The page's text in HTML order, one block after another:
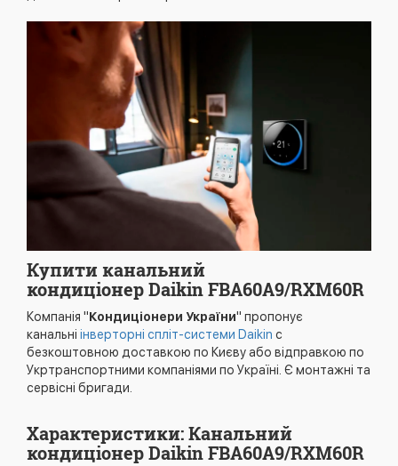
Купити канальний
кондиціонер Daikin FBA60A9/RXM60R
Компанія "Кондиціонери України" пропонує
канальні інверторні спліт-системи Daikin с
безкоштовною доставкою по Києву або відправкою по
Укртранспортними компаніями по Україні. Є монтажні та
сервісні бригади.
Характеристики: Канальний
кондиціонер Daikin FBA60A9/RXM60R